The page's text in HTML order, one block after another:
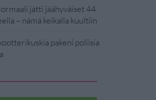
jätti jäähyväiset 44
– nämä keikalla kuultiin
pakeni poliisia